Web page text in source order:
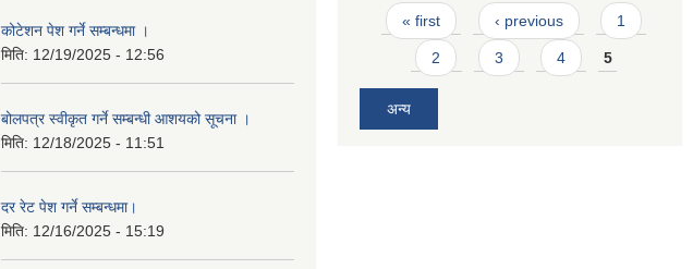
कोटेशन पेश गर्ने सम्बन्धमा ।
मिति: 12/19/2025 - 12:56
बोलपत्र स्वीकृत गर्ने सम्बन्धी आशयको सूचना ।
मिति: 12/18/2025 - 11:51
दर रेट पेश गर्ने सम्बन्धमा।
मिति: 12/16/2025 - 15:19
Pages
« first ‹ previous 1
2 3 4 5
अन्य